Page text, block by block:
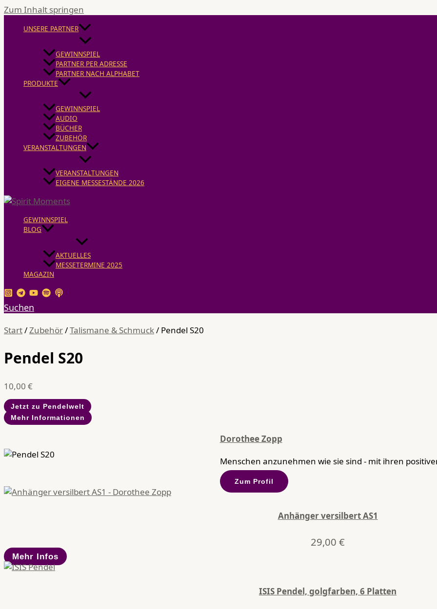
Zum Inhalt springen
UNSERE PARTNER
GEWINNSPIEL
PARTNER PER ADRESSE
PARTNER NACH ALPHABET
PRODUKTE
GEWINNSPIEL
AUDIO
BÜCHER
ZUBEHÖR
VERANSTALTUNGEN
VERANSTALTUNGEN
EIGENE MESSESTÄNDE 2026
GEWINNSPIEL
BLOG
AKTUELLES
MESSETERMINE 2025
MAGAZIN
Suchen
Start/Zubehör/Talismane & Schmuck/ Pendel S20
Pendel S20
10,00 €
Jetzt zu Pendelwelt
Mehr Informationen
Dorothee Zopp
Menschen anzunehmen wie sie sind - mit ihren
Zum Profil
Anhänger versilbert AS1
29,00 €
Mehr Infos
ISIS Pendel, golgfarben, 6 Platten